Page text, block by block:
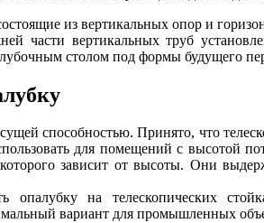
из вертикальных опор и
части вертикальных труб
столом под формы будущего
способностью. Принято, что
для помещений с высотой
зависит от высоты. Они
опалубку на телескопических
вариант для промышленных